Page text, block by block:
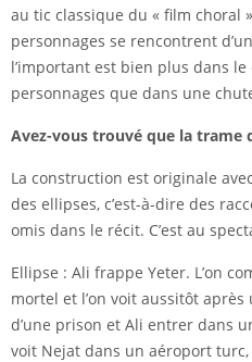
au tic classique du « film choral
personnages se rencontrent
l’important est bien plus dans
personnages que dans une
Avez-vous trouvé que la trame
La construction est originale
des ellipses, c’est-à-dire des
omis dans le récit. C’est au
Ellipse : Ali frappe Yeter. L’on
mortel et l’on voit aussitôt
d’une prison et Ali entrer dans
voit Nejat dans un aéroport